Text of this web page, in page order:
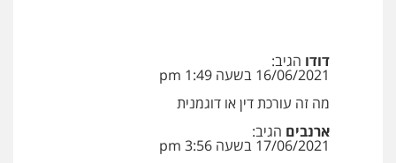
דודו הגיב:
16/06/2021 בשעה 1:49 pm
מה זה עורכת דין או דוגמנית
ארנבים הגיב:
17/06/2021 בשעה 3:56 pm
פלילי מעצרים וחקירות